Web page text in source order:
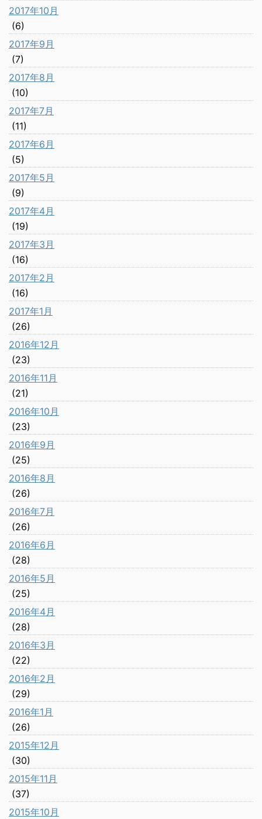
2017年10月
(6)
2017年9月
(7)
2017年8月
(10)
2017年7月
(11)
2017年6月
(5)
2017年5月
(9)
2017年4月
(19)
2017年3月
(16)
2017年2月
(16)
2017年1月
(26)
2016年12月
(23)
2016年11月
(21)
2016年10月
(23)
2016年9月
(25)
2016年8月
(26)
2016年7月
(26)
2016年6月
(28)
2016年5月
(25)
2016年4月
(28)
2016年3月
(22)
2016年2月
(29)
2016年1月
(26)
2015年12月
(30)
2015年11月
(37)
2015年10月